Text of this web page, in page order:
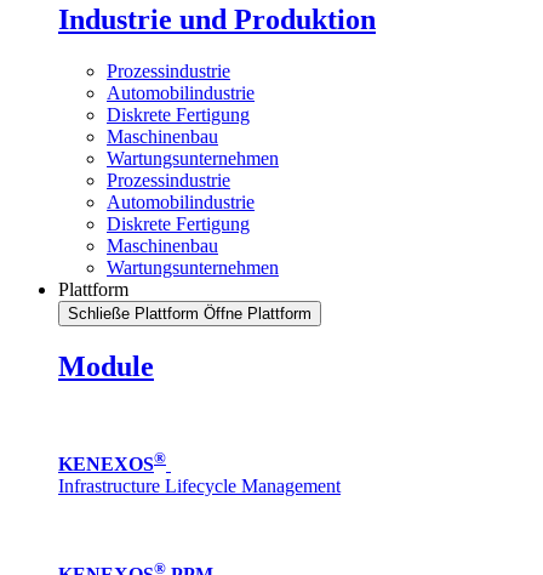
Industrie und Produktion
Prozessindustrie
Automobilindustrie
Diskrete Fertigung
Maschinenbau
Wartungsunternehmen
Prozessindustrie
Automobilindustrie
Diskrete Fertigung
Maschinenbau
Wartungsunternehmen
Plattform
Schließe Plattform Öffne Plattform
Module
KENEXOS®
Infrastructure Lifecycle Management
®